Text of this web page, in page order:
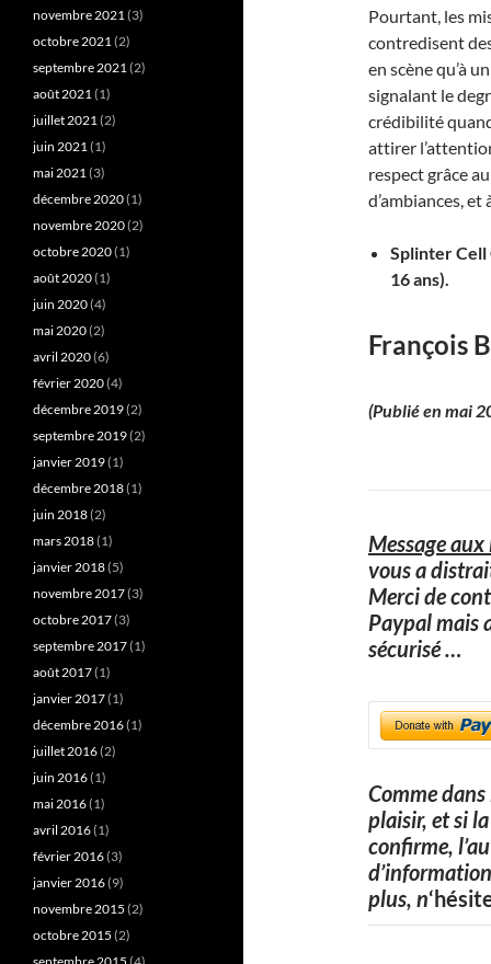
Pourtant, les
contredisent
en scène qu’à
signalant le
crédibilité
attirer
respect grâce
d’ambiances, et
Splinter Cell
16 ans).
François
(Publié en mai
Message aux
vous a
Merci de
Paypal mais
sécurisé…
Comme
plaisir, et si
confirme,
plus, n
novembre 2021(3)
octobre 2021(2)
septembre 2021(2)
août 2021(1)
juillet 2021(2)
juin 2021(1)
mai 2021(3)
décembre 2020(1)
novembre 2020(2)
octobre 2020(1)
août 2020(1)
juin 2020(4)
mai 2020(2)
avril 2020(6)
février 2020(4)
décembre 2019(2)
septembre 2019(2)
janvier 2019(1)
décembre 2018(1)
juin 2018(2)
mars 2018(1)
janvier 2018(5)
novembre 2017(3)
octobre 2017(3)
septembre 2017(1)
août 2017(1)
janvier 2017(1)
décembre 2016(1)
juillet 2016(2)
juin 2016(1)
mai 2016(1)
avril 2016(1)
février 2016(3)
janvier 2016(9)
novembre 2015 (2)
octobre 2015 (2)